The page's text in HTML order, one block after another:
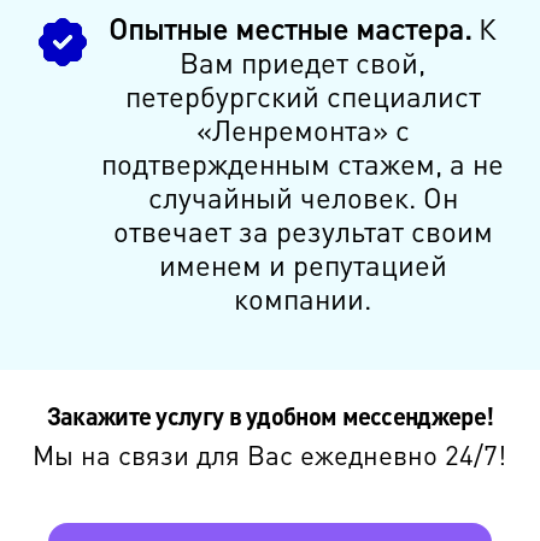
Опытные местные мастера. К
Вам приедет свой,
петербургский специалист
«Ленремонта» с
подтвержденным стажем, а не
случайный человек. Он
отвечает за результат своим
именем и репутацией
компании.
Закажите услугу в удобном мессенджере!
Мы на связи для Вас ежедневно 24/7!